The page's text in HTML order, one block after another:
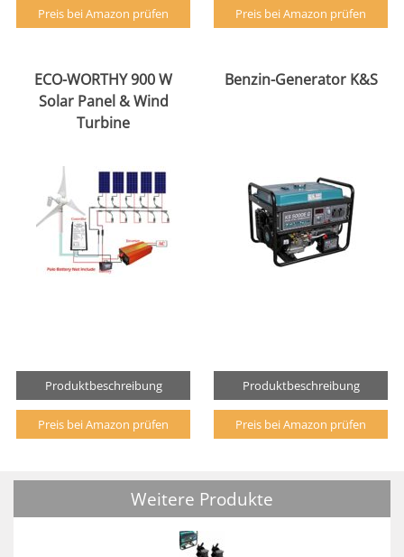
Preis bei Amazon prüfen Preis bei Amazon prüfen
ECO-WORTHY 900 W
Solar Panel & Wind
Turbine
Produktbeschreibung
Preis bei Amazon prüfen
Benzin-Generator K&S
Produktbeschreibung
Preis bei Amazon prüfen
Weitere Produkte